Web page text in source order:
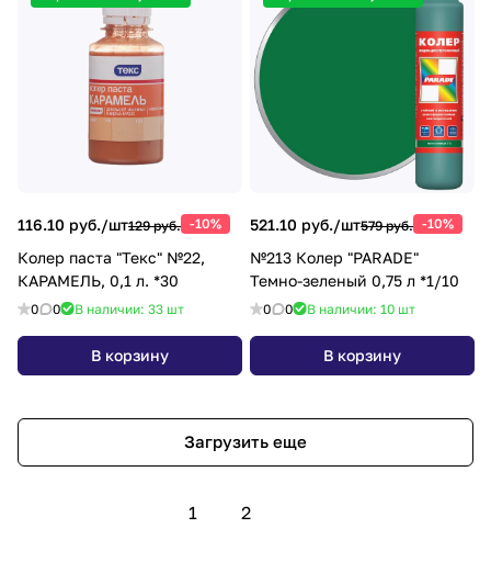
116.10 руб./шт129 руб. -10%
Колер паста "Текс" №22,
КАРАМЕЛЬ, 0,1 л. *30
0 0 В наличии: 33 шт
В корзину
521.10 руб./шт579 руб. -10%
№213 Колер "PARADE"
Темно-зеленый 0,75 л *1/10
0 0 В наличии: 10 шт
В корзину
Загрузить еще
1 2